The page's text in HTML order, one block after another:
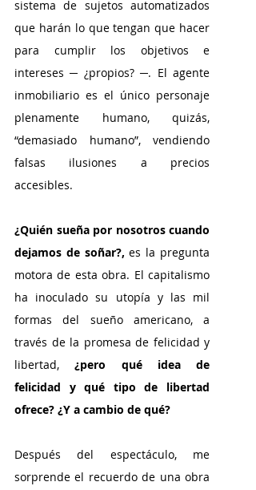
sistema de sujetos automatizados
que harán lo que tengan que hacer
para cumplir los objetivos e
intereses ─ ¿propios? ─. El agente
inmobiliario es el único personaje
plenamente humano, quizás,
“demasiado humano”, vendiendo
falsas ilusiones a precios
accesibles.
¿Quién sueña por nosotros cuando
dejamos de soñar?, es la pregunta
motora de esta obra. El capitalismo
ha inoculado su utopía y las mil
formas del sueño americano, a
través de la promesa de felicidad y
libertad, ¿pero qué idea de
felicidad y qué tipo de libertad
ofrece? ¿Y a cambio de qué?
Después del espectáculo, me
sorprende el recuerdo de una obra